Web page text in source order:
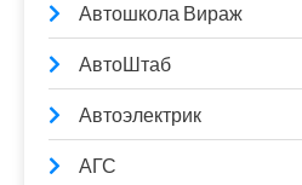
Автошкола Вираж
АвтоШтаб
Автоэлектрик
АГС